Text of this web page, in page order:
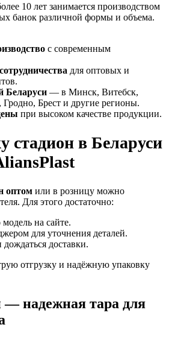
10 лет занимается производством
банок различной формы и объема.
с современным
для оптовых и
Беларуси — в Минск, Витебск,
Брест и другие регионы.
при высоком качестве продукции.
стадион в Беларуси
оптом или в розницу можно
Для этого достаточно:
на сайте.
для уточнения деталей.
доставки.
отгрузку и надёжную упаковку
— надежная тара для